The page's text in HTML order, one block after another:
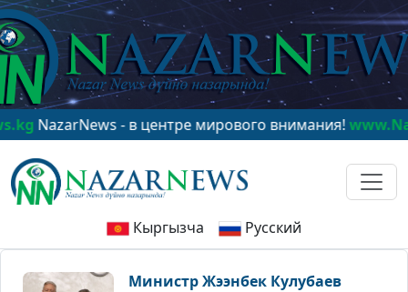
- в центре мирового внимания!
Кыргызча Русский
Министр Жээнбек Кулубаев